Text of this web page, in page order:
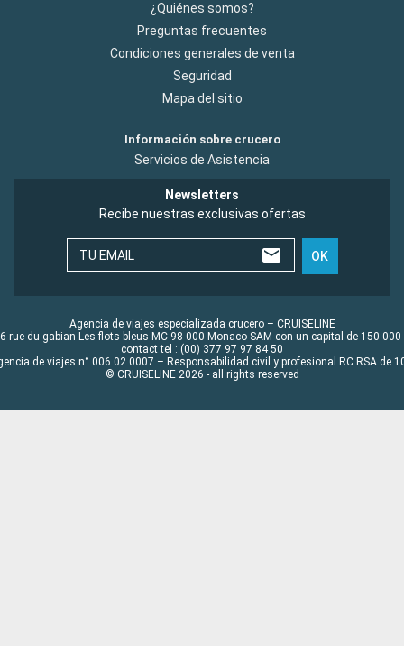
¿Quiénes somos?
Preguntas frecuentes
Condiciones generales de venta
Seguridad
Mapa del sitio
Información sobre crucero
Servicios de Asistencia
Newsletters
Recibe nuestras exclusivas ofertas
TU EMAIL OK
Agencia de viajes especializada crucero – CRUISELINE
rue du gabian Les flots bleus MC 98 000 Monaco SAM con un capital de 150 000
contact tel : (00) 377 97 97 84 50
de viajes n° 006 02 0007 – Responsabilidad civil y profesional RC RSA de
© CRUISELINE 2026 - all rights reserved